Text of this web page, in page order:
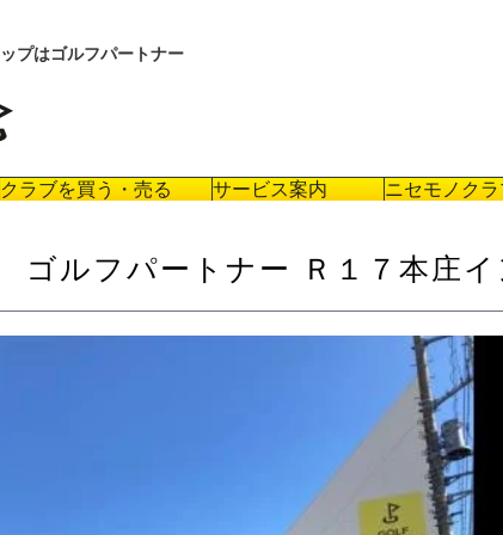
プはゴルフパートナー
クラブを買う・売る サービス案内 ニセモノク
ゴルフパートナー Ｒ１７本庄